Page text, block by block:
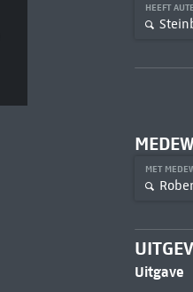
HEEFT
MET
Uitgave